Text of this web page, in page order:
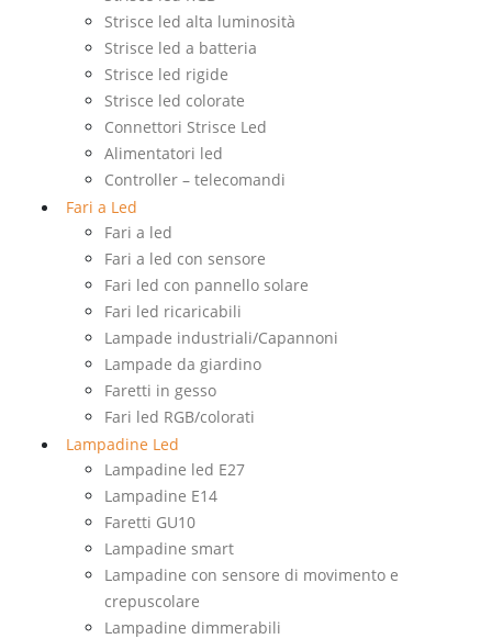
Strisce led alta luminosità
Strisce led a batteria
Strisce led rigide
Strisce led colorate
Connettori Strisce Led
Alimentatori led
Controller – telecomandi
Fari a Led
Fari a led
Fari a led con sensore
Fari led con pannello solare
Fari led ricaricabili
Lampade industriali/Capannoni
Lampade da giardino
Faretti in gesso
Fari led RGB/colorati
Lampadine Led
Lampadine led E27
Lampadine E14
Faretti GU10
Lampadine smart
Lampadine con sensore di movimento e
crepuscolare
Lampadine dimmerabili